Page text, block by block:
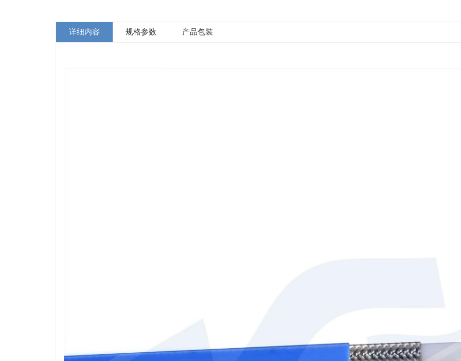
详细内容 规格参数 产品包装